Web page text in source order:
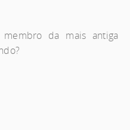
da mais antiga